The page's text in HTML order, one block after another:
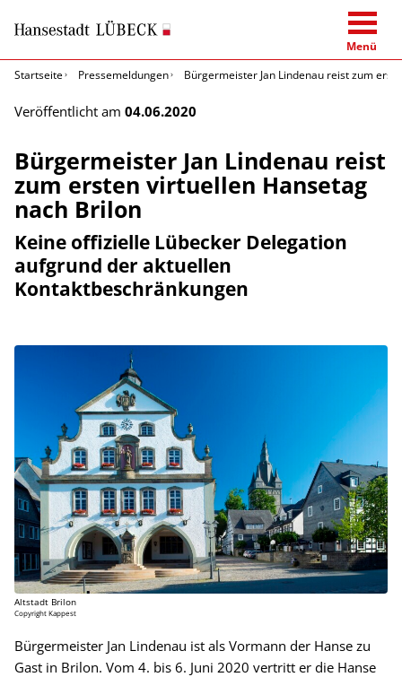
Menü
Startseite
Pressemeldungen Bürgermeister Jan Lindenau reist zum
Veröffentlicht am 04.06.2020
Bürgermeister Jan Lindenau reist
zum ersten virtuellen Hansetag
nach Brilon
Keine offizielle Lübecker Delegation
aufgrund der aktuellen
Kontaktbeschränkungen
Altstadt Brilon
Copyright Kappest
Bürgermeister Jan Lindenau ist als Vormann der Hanse zu
Gast in Brilon. Vom 4. bis 6. Juni 2020 vertritt er die Hanse